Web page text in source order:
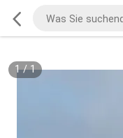
1/1